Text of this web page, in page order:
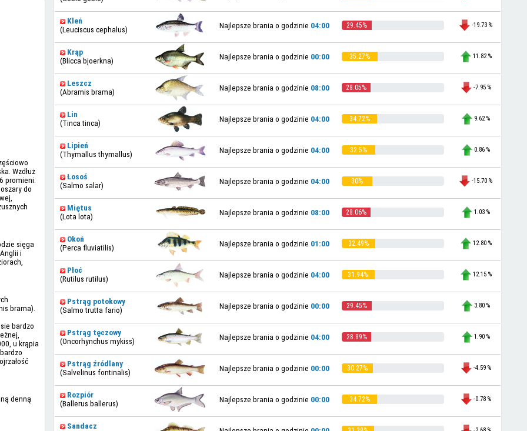
Wzdłuż
promieni.
do
sięga
i
brama).
bardzo
u krąpia
denną
Kleń
(Leuciscus cephalus)
Najlepsze brania o godzinie 04:00 29.45% -19.73 %
Krąp
(Blicca bjoerkna)
Najlepsze brania o godzinie 00:00 35.27% 11.82 %
Leszcz
(Abramis brama)
Najlepsze brania o godzinie 08:00 28.05% -7.95 %
Lin
(Tinca tinca)
Najlepsze brania o godzinie 04:00 34.72% 9.62 %
Lipień
(Thymallus thymallus)
Najlepsze brania o godzinie 04:00 32.5% 0.86 %
Łosoś
(Salmo salar)
Najlepsze brania o godzinie 04:00 30% -15.70 %
Miętus
(Lota lota)
Najlepsze brania o godzinie 08:00 28.06% 1.03 %
Okoń
(Perca fluviatilis)
Najlepsze brania o godzinie 01:00 32.49% 12.80 %
Płoć
(Rutilus rutilus)
Najlepsze brania o godzinie 04:00 31.94% 12.15 %
Pstrąg potokowy
(Salmo trutta fario)
Najlepsze brania o godzinie 00:00 29.45% 3.80 %
Pstrąg tęczowy
(Oncorhynchus mykiss)
Najlepsze brania o godzinie 04:00 28.89% 1.90 %
Pstrąg źródlany
(Salvelinus fontinalis)
Najlepsze brania o godzinie 00:00 30.27% -4.59 %
Rozpiór
(Ballerus ballerus)
Najlepsze brania o godzinie 00:00 34.72% -0.78 %
Sandacz